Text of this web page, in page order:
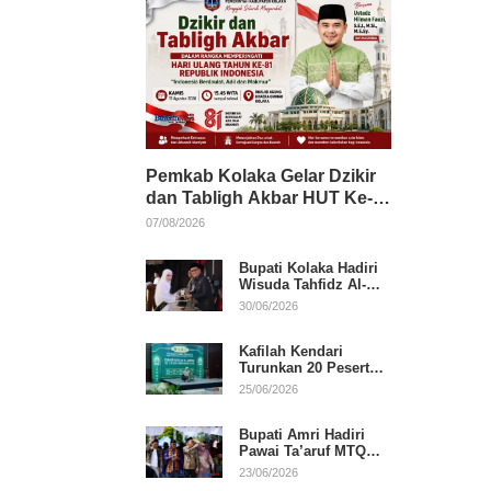
Pemkab Kolaka Gelar Dzikir
dan Tabligh Akbar HUT Ke-
81 RI, Hadirkan Dai Nasional
07/08/2026
Bupati Kolaka Hadiri
Wisuda Tahfidz Al-
Qur’an, Komitmen
30/06/2026
Kafilah Kendari
Turunkan 20 Peserta
pada Hari Pertama
25/06/2026
Bupati Amri Hadiri
Pawai Ta’aruf MTQ
XXXI Sultra, Beri
23/06/2026